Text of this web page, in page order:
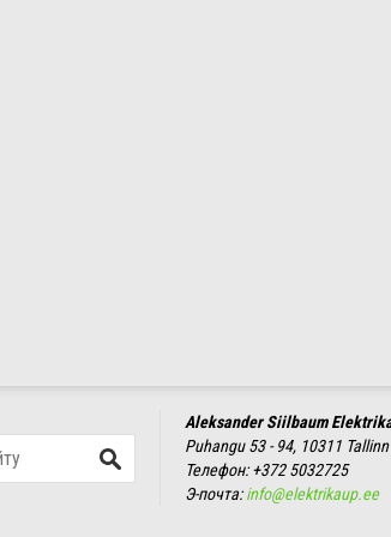
Aleksander Siilbaum
Puhangu 53 - 94, 10311 Tallinn
Телефон:+372 5032725
Э-почта:info@elektrikaup.ee